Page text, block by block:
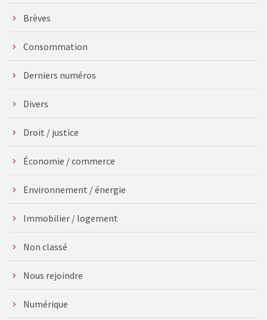
Brèves
Consommation
Derniers numéros
Divers
Droit / justice
Économie / commerce
Environnement / énergie
Immobilier / logement
Non classé
Nous rejoindre
Numérique